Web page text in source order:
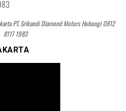
PT. Srikandi Diamond Motors Hubungi 0812
8117 1983